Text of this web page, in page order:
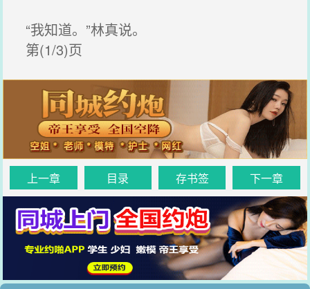
“我知道。”林真说。
第(1/3)页
上一章 目录 存书签 下一章